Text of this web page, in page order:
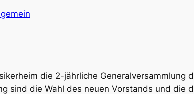
die 2-jährliche Generalversammlung
sind die Wahl des neuen Vorstands und die